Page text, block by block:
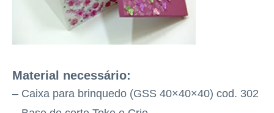
Material necessário:
– Caixa para brinquedo (GSS 40×40×40) cod. 302